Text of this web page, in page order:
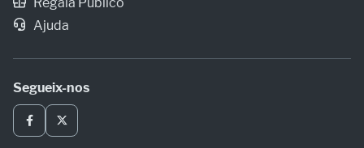
Ajuda
Segueix-nos